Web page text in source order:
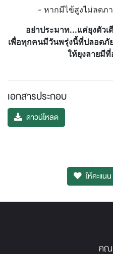
- หากมีไข้สูงไม่ลดภาย
อย่าประมาท...แค่ยุงตัว
เพื่อทุกคนมีวันพรุ่งนี้ที่ปลอดภั
ให้ยุงลายมี
เอกสารประกอบ
ดาวน์โหลด
ให้คะแนน
คณ